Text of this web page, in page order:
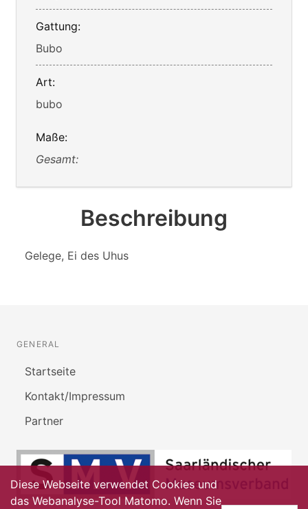
Gattung:
Bubo
Art:
bubo
Maße:
Gesamt:
Beschreibung
Gelege, Ei des Uhus
GENERAL
Startseite
Kontakt/Impressum
Partner
Diese Webseite verwendet Cookies und
das Webanalyse-Tool Matomo. Wenn Sie